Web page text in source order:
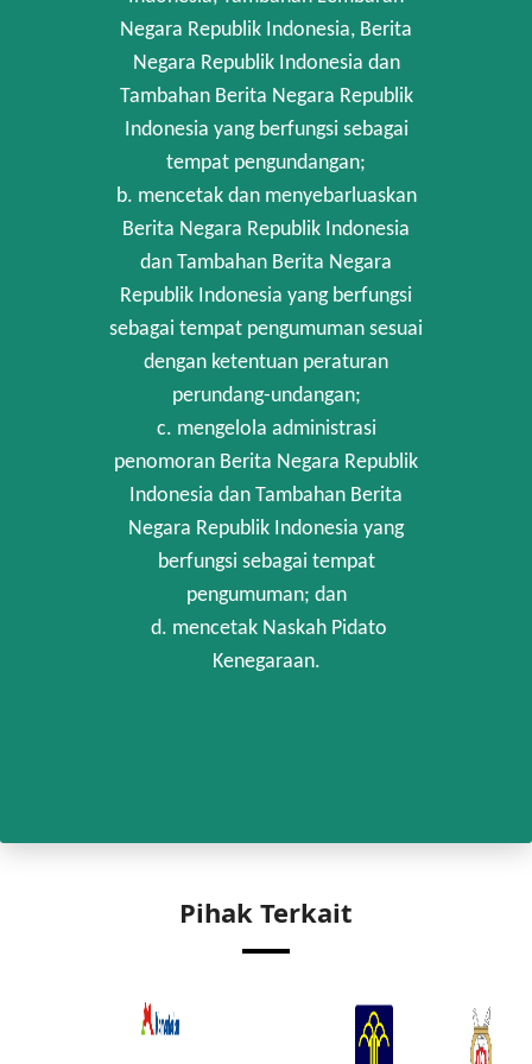
Negara Republik Indonesia, Berita
Negara Republik Indonesia dan
Tambahan Berita Negara Republik
Indonesia yang berfungsi sebagai
tempat pengundangan;
b. mencetak dan menyebarluaskan
Berita Negara Republik Indonesia
dan Tambahan Berita Negara
Republik Indonesia yang berfungsi
sebagai tempat pengumuman sesuai
dengan ketentuan peraturan
perundang-undangan;
c. mengelola administrasi
penomoran Berita Negara Republik
Indonesia dan Tambahan Berita
Negara Republik Indonesia yang
berfungsi sebagai tempat
pengumuman; dan
d. mencetak Naskah Pidato
Kenegaraan.
Pihak Terkait